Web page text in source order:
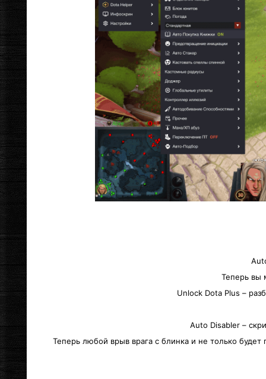
Теперь вы
Unlock Dota Plus –
Auto Disabler –
Теперь любой врыв врага с блинка и не только